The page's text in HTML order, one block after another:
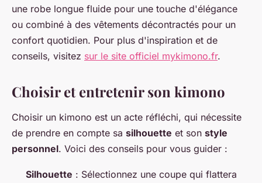
une robe longue fluide pour une touche d'élégance
ou combiné à des vêtements décontractés pour un
confort quotidien. Pour plus d'inspiration et de
conseils, visitez sur le site officiel mykimono.fr.
Choisir et entretenir son kimono
Choisir un kimono est un acte réfléchi, qui nécessite
de prendre en compte sa silhouette et son style
personnel. Voici des conseils pour vous guider :
Silhouette : Sélectionnez une coupe qui flattera